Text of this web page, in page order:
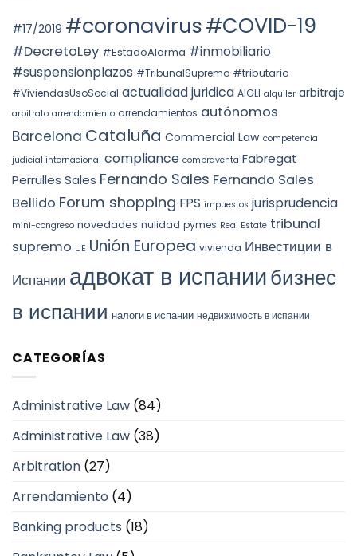
SUBSTANCE
OVER
UNDER
DOCTRINE,
КАТАЛОНИИ
(ITP)
STS
4240/2025:
prórroga
forzosa
indefinida
#17/2019 #coronavirus#COVID-19
#DecretoLey #EstadoAlarma #inmobiliario
#suspensionplazos #TribunalSupremo #tributario
#ViviendasUsoSocial actualidad juridica AIGLI alquiler arbitraje
arbitrato arrendamiento arrendamientos autónomos
Barcelona Cataluña Commercial Law competencia
judicial internacional compliance compraventa Fabregat
Perrulles Sales Fernando Sales Fernando Sales
Bellido Forum shopping FPS impuestos jurisprudencia
mini-congreso novedades nulidad pymes Real Estate tribunal
supremo UE Unión Europea vivienda Инвестиции в
Испании адвокат в испаниибизнес
в испании налоги в испании недвижимость в испании
CATEGORÍAS
Administrative Law (84)
Administrative Law (38)
Arbitration (27)
Arrendamiento (4)
Banking products (18)